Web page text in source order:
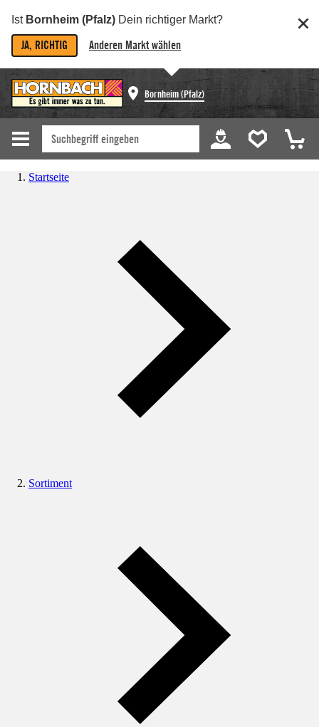
Ist Bornheim (Pfalz) Dein richtiger Markt?
JA, RICHTIG Anderen Markt wählen
Bornheim (Pfalz)
Startseite
Sortiment